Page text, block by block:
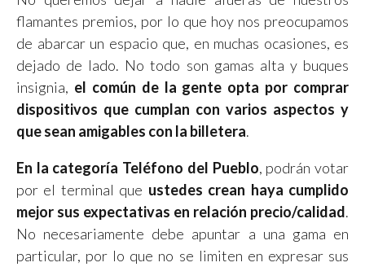
flamantes premios, por lo que hoy nos preocupamos
de abarcar un espacio que, en muchas ocasiones, es
dejado de lado. No todo son gamas alta y buques
insignia, el común de la gente opta por comprar
dispositivos que cumplan con varios aspectos y
que sean amigables con la billetera.
En la categoría Teléfono del Pueblo, podrán votar
por el terminal que ustedes crean haya cumplido
mejor sus expectativas en relación precio/calidad.
No necesariamente debe apuntar a una gama en
particular, por lo que no se limiten en expresar sus